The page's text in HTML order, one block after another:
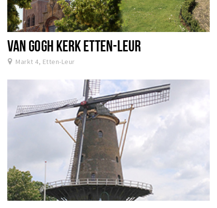
VAN GOGH KERK ETTEN-LEUR
Markt 4, Etten-Leur